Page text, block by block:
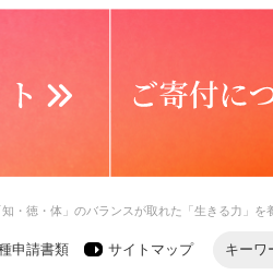
・徳・体」のバランスが取れた「生きる力」を
申請書類 サイトマップ